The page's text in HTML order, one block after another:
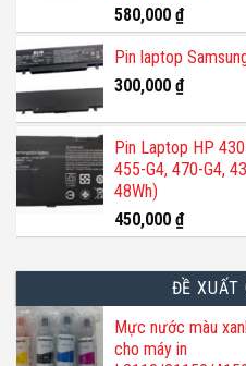
Được xếp
hạng5.00
5 sao
580,000 ₫
Pin laptop
300,000 ₫
Pin Laptop HP
455-G4, 470-G4,
48Wh)
450,000 ₫
ĐỀ XUẤT
Mực nước màu
cho máy in